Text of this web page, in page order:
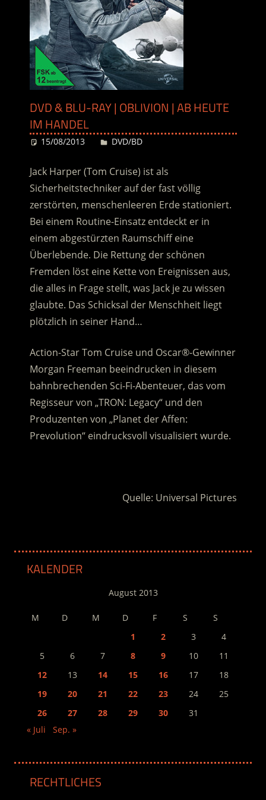
DVD & BLU-RAY | OBLIVION | AB HEUTE
IM HANDEL
15/08/2013 Desiree
DVD/BD
Jack Harper (Tom Cruise) ist als
Sicherheitstechniker auf der fast völlig
zerstörten, menschenleeren Erde stationiert.
Bei einem Routine-Einsatz entdeckt er in
einem abgestürzten Raumschiff eine
Überlebende. Die Rettung der schönen
Fremden löst eine Kette von Ereignissen aus,
die alles in Frage stellt, was Jack je zu wissen
glaubte. Das Schicksal der Menschheit liegt
plötzlich in seiner Hand…
Action-Star Tom Cruise und Oscar®-Gewinner
Morgan Freeman beeindrucken in diesem
bahnbrechenden Sci-Fi-Abenteuer, das vom
Regisseur von „TRON: Legacy“ und den
Produzenten von „Planet der Affen:
Prevolution“ eindrucksvoll visualisiert wurde.
Quelle: Universal Pictures
KALENDER
August 2013
M D M D F S
S
1
2 3
4
5
6 7 8 9 10
11
12
13 14 15 16 17
18
19
20 21 22 23 24
25
26
27 28 29 30
31
« Juli
Sep. »
RECHTLICHES